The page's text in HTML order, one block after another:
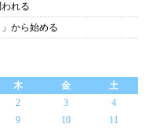
れる
から始める
木 金
土
2 3
4
9 10
11